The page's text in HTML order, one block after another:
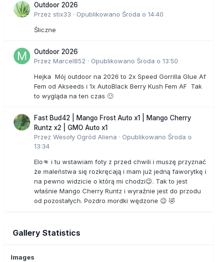
Outdoor 2026
Przez stix33 · Opublikowano Środa o 14:40
Śliczne
Outdoor 2026
Przez Marcel852 · Opublikowano Środa o 13:50
Hejka Mój outdoor na 2026 to 2x Speed Gorrilla Glue Af
Fem od Akseeds i 1x AutoBlack Berry Kush Fem AF Tak
to wygląda na ten czas 🙂
Fast Bud42 | Mango Frost Auto x1 | Mango Cherry
Runtz x2 | GMO Auto x1
Przez Wesoły Ogród Aliena · Opublikowano Środa o
13:34
Elo👊 i tu wstawiam foty z przed chwili i muszę przyznać
że maleństwa się rozkręcają i mam już jedną faworytkę i
na pewno widzicie o którą mi chodzi😉. Tak to jest
właśnie Mango Cherry Runtz i wyraźnie jest do przodu
od pozostałych. Pozdro mordki wędzone 😉 🤣
Gallery Statistics
Images